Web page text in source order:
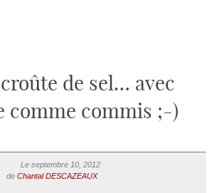
de sel… avec
comme commis ;-)
Le septembre 10, 2012
de Chantal DESCAZEAUX